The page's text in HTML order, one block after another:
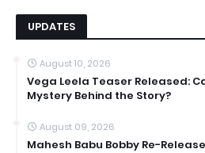
UPDATES
August 10, 2026
Vega Leela Teaser Released:
Mystery Behind the Story?
August 09, 2026
Mahesh Babu Bobby Re-